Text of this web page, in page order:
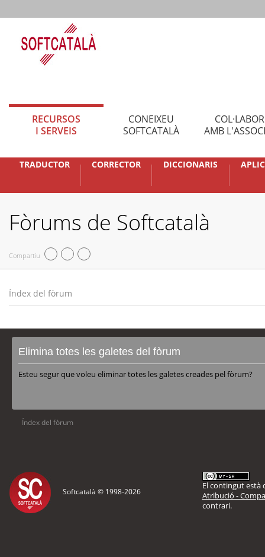
RECURSOS
I SERVEIS
CONEIXEU
SOFTCATALÀ
AMB
TRADUCTOR CORRECTOR DICCIONARIS
Fòrums de Softcatalà
Compartiu
Índex del fòrum
Elimina totes les galetes del fòrum
Esteu segur que voleu eliminar totes les galetes creades pel fòrum?
Índex del fòrum
Softcatalà © 1998-2026
El contingut està
Atribució -
contrari.